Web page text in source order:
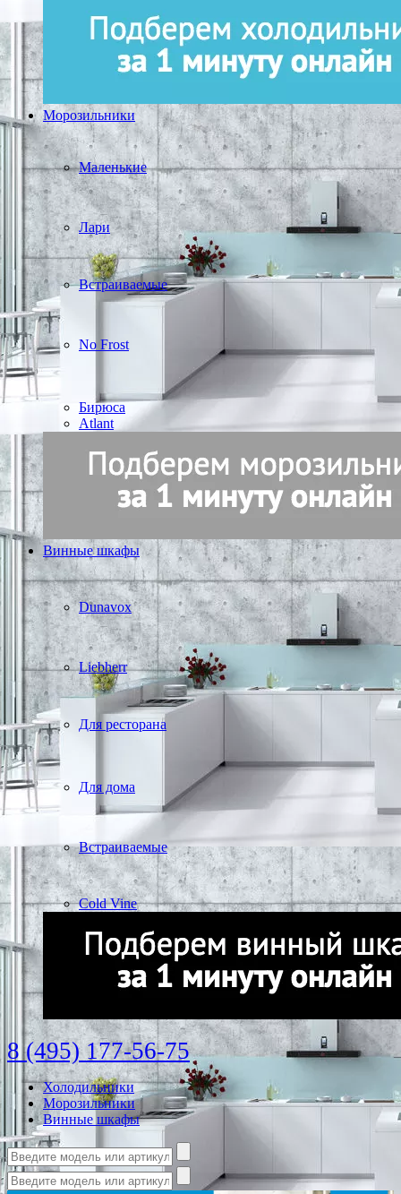
Морозильники
Маленькие
Лари
Встраиваемые
No Frost
Бирюса
Atlant
Винные шкафы
Dunavox
Liebherr
Для ресторана
Для дома
Встраиваемые
Cold Vine
8 (495) 177-56-75
Холодильники
Морозильники
Винные шкафы